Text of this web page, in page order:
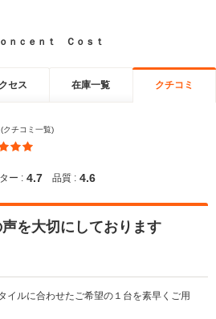
ｎｃｅｎｔ Ｃｏｓｔ
セス 在庫一覧 クチコミ
チコミ一覧)
ー : 4.7 品質 : 4.6
を大切にしております
イルに合わせたご希望の１台を素早くご用